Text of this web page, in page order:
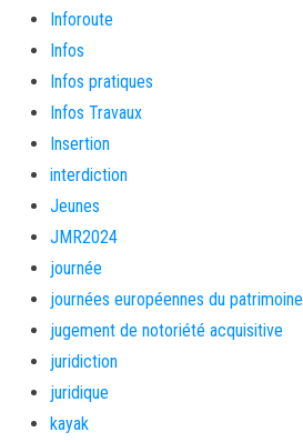
Inforoute
Infos
Infos pratiques
Infos Travaux
Insertion
interdiction
Jeunes
JMR2024
journée
journées européennes du patrimoine
jugement de notoriété acquisitive
juridiction
juridique
kayak